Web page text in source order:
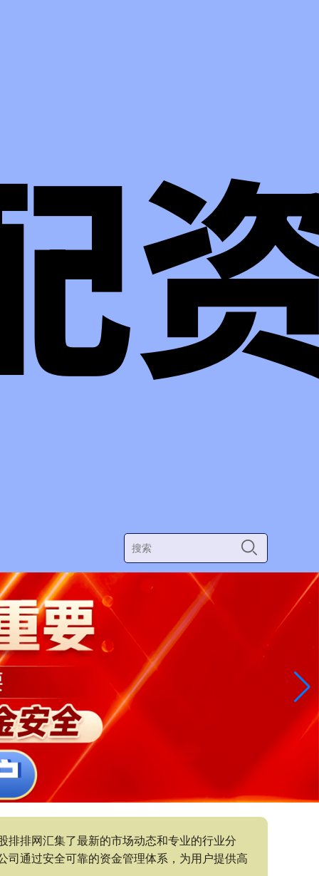
排网汇集了最新的市场动态和专业的行业分
通过安全可靠的资金管理体系，为用户提供高